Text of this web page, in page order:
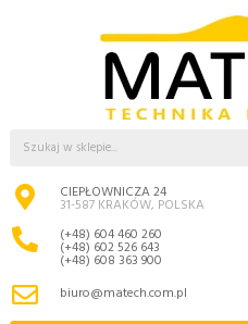
CIEPŁOWNICZA 24
31-587 KRAKÓW, POLSKA
(+48) 604 460 260
(+48) 602 526 643
(+48) 608 363 900
biuro@matech.com.pl